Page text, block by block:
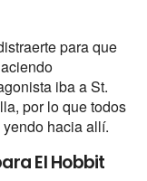
para que
iba a St.
por lo que todos
hacia allí.
El Hobbit